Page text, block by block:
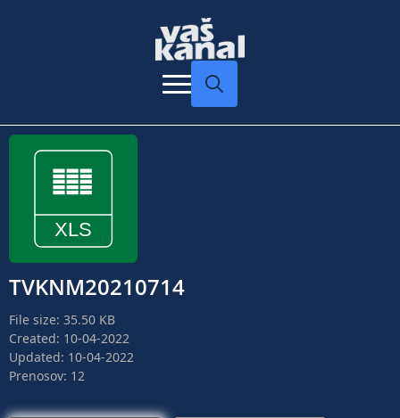
TVKNM20210714
File size: 35.50 KB
Created: 10-04-2022
Updated: 10-04-2022
Prenosov: 12